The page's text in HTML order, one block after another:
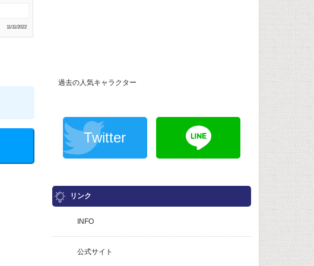
11/11/2022
過去の人気キャラクター
Twitter
リンク
INFO
公式サイト